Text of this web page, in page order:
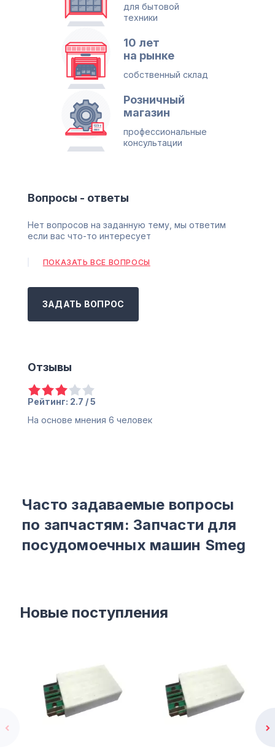
для бытовой
техники
10 лет
на рынке
собственный склад
Розничный
магазин
профессиональные
консультации
Вопросы - ответы
Нет вопросов на заданную тему, мы ответим
если вас что-то интересует
ПОКАЗАТЬ ВСЕ ВОПРОСЫ
ЗАДАТЬ ВОПРОС
Отзывы
Рейтинг: 2.7 / 5
На основе мнения 6 человек
Часто задаваемые вопросы
по запчастям: Запчасти для
посудомоечных машин Smeg
Новые поступления